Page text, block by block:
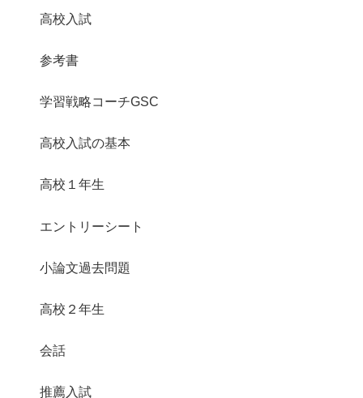
高校入試
参考書
学習戦略コーチGSC
高校入試の基本
高校１年生
エントリーシート
小論文過去問題
高校２年生
会話
推薦入試